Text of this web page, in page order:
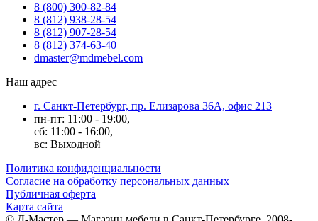
8 (800) 300-82-84
8 (812) 938-28-54
8 (812) 907-28-54
8 (812) 374-63-40
dmaster@mdmebel.com
Наш адрес
г. Санкт-Петербург, пр. Елизарова 36А, офис 213
пн-пт: 11:00 - 19:00,
сб: 11:00 - 16:00,
вс: Выходной
Политика конфиденциальности
Согласие на обработку персональных данных
Публичная оферта
Карта сайта